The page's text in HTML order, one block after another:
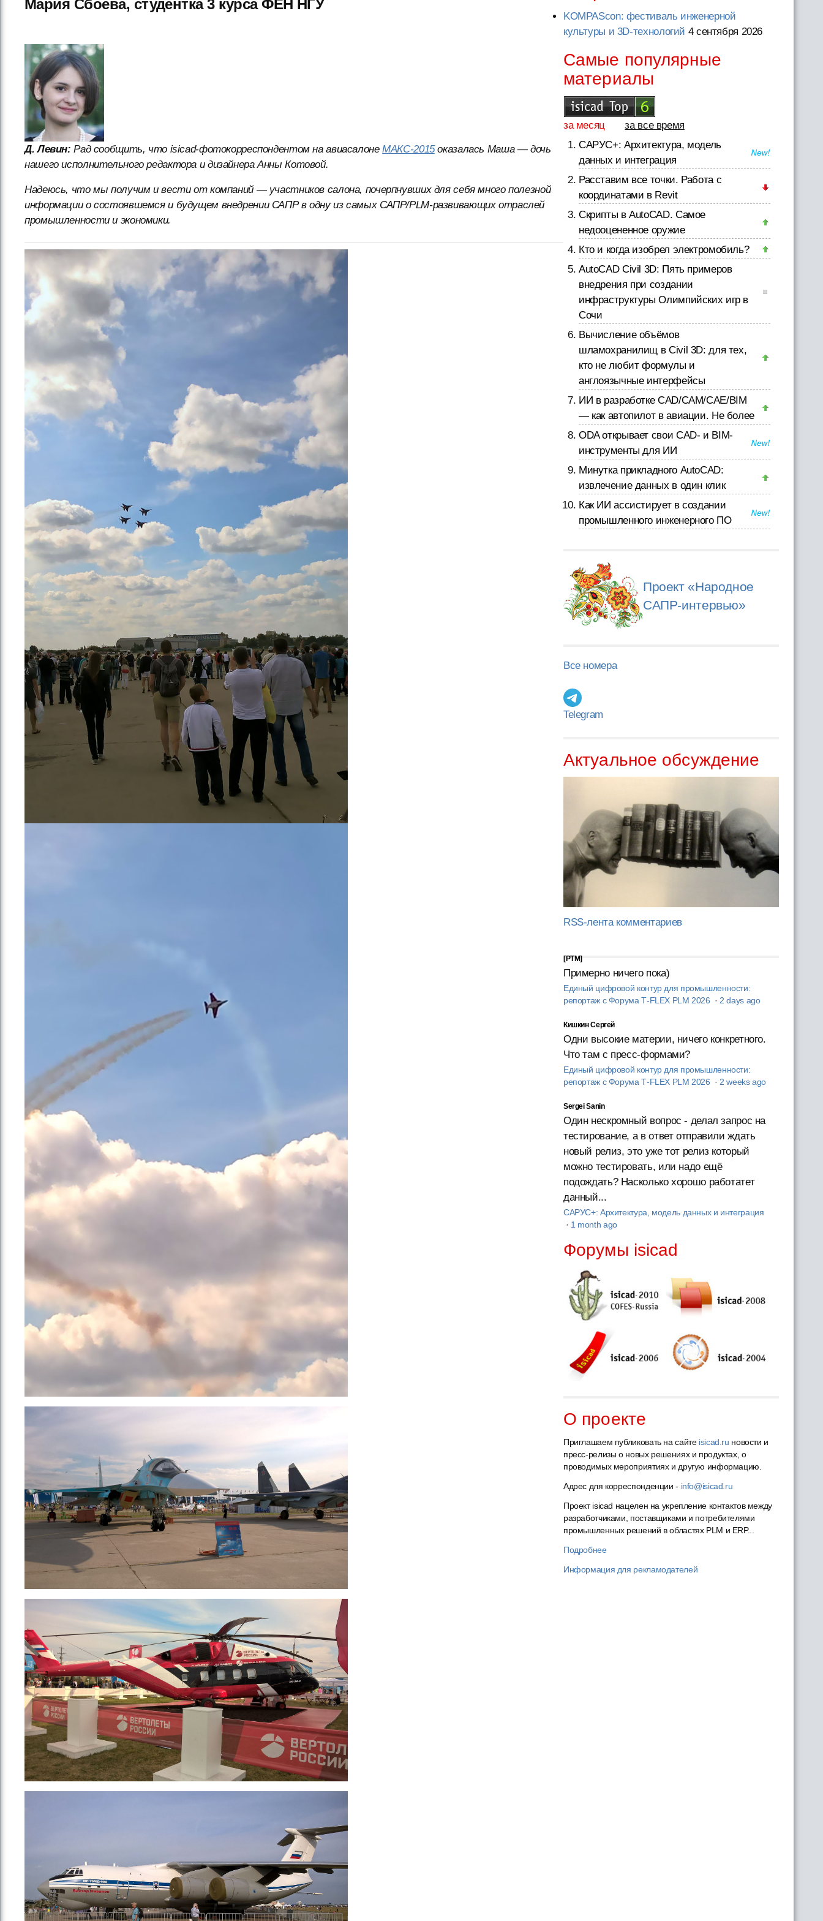
Мария Сбоева, студентка 3 курса ФЕН НГУ
Д. Левин: Рад сообщить, что isicad-фотокорреспондентом на авиасалонеМАКС-2015оказалась Маша — дочь
нашего исполнительного редактора и дизайнера Анны Котовой.
Надеюсь, что мы получим и вести от компаний — участников салона, почерпнувших для себя много полезной
информации о состоявшемся и будущем внедрении САПР в одну из самых САПР/PLM-развивающих отраслей
промышленности и экономики.
KOMPAScon: фестиваль инженерной
культуры и 3D-технологий 4 сентября 2026
Самые популярные
материалы
за месяц
за все время
САРУС+: Архитектура, модель
данных и интеграция
Расставим все точки. Работа с
координатами в Revit
Скрипты в AutoCAD. Самое
недооцененное оружие
Кто и когда изобрел электромобиль?
AutoCAD Civil 3D: Пять примеров
внедрения при создании
инфраструктуры Олимпийских игр в
Сочи
Вычисление объёмов
шламохранилищ в Civil 3D: для тех,
кто не любит формулы и
англоязычные интерфейсы
ИИ в разработке CAD/CAM/CAE/BIM
— как автопилот в авиации. Не более
ODA открывает свои CAD- и BIM-
инструменты для ИИ
Минутка прикладного AutoCAD:
извлечение данных в один клик
Как ИИ ассистирует в создании
промышленного инженерного ПО
Проект «Народное
САПР-интервью»
Все номера
Telegram
Актуальное обсуждение
RSS-лента комментариев
[PTM]
Примерно ничего пока)
Единый цифровой контур для промышленности:
репортаж с Форума T‑FLEX PLM 2026 · 2 days ago
Кишкин Сергей
Одни высокие материи, ничего конкретного.
Что там с пресс-формами?
Единый цифровой контур для промышленности:
репортаж с Форума T‑FLEX PLM 2026 · 2 weeks ago
Sergei Sanin
Один нескромный вопрос - делал запрос на
тестирование, а в ответ отправили ждать
новый релиз, это уже тот релиз который
можно тестировать, или надо ещё
подождать? Насколько хорошо работатет
данный...
САРУС+: Архитектура, модель данных и интеграция
· 1 month ago
Форумы isicad
О проекте
Приглашаем публиковать на сайте isicad.ru новости и
пресс-релизы о новых решениях и продуктах, о
проводимых мероприятиях и другую информацию.
Адрес для корреспонденции - info@isicad.ru
Проект isicad нацелен на укрепление контактов между
разработчиками, поставщиками и потребителями
промышленных решений в областях PLM и ERP...
Подробнее
Информация для рекламодателей